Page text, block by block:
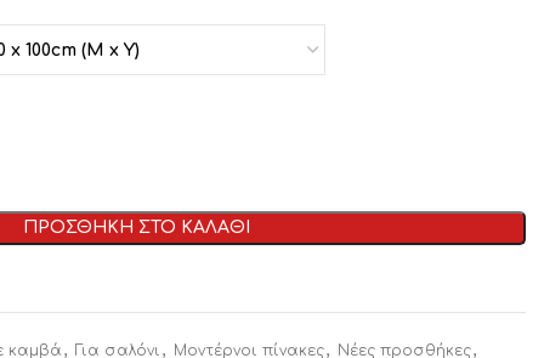
ΠΡΟΣΘΗΚΗ ΣΤΟ ΚΑΛΑΘΙ
καμβά , Για σαλόνι , Μοντέρνοι πίνακες, Νέες προσθήκες,